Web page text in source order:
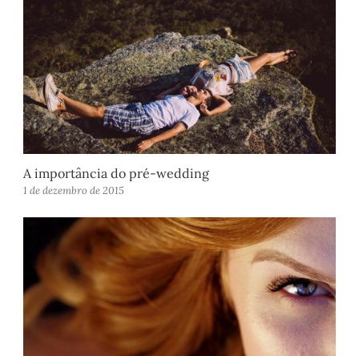
A importância do pré-wedding
1 de dezembro de 2015